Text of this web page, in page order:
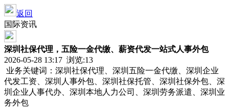
返回
国际资讯
深圳社保代理，五险一金代缴、薪资代发一站式人事外包
2026-05-28 13:17 浏览:13
业务关键词：深圳社保代理、深圳五险一金代缴、深圳企业
代发工资、深圳人事外包、深圳社保托管、深圳社保外包、深
圳企业人事代办、深圳本地人力公司、深圳劳务派遣、深圳业
务外包